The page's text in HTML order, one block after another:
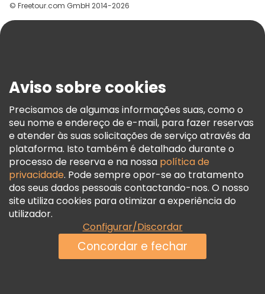
Ajuda
Termos E Informações Legais
Política De Cookies
Freetour Prémios
Programa De Fidelidade
© Freetour.com GmbH 2014-2026
Aviso sobre cookies
Precisamos de algumas informações suas, como o
seu nome e endereço de e-mail, para fazer reservas
e atender às suas solicitações de serviço através da
plataforma. Isto também é detalhado durante o
processo de reserva e na nossa política de
privacidade. Pode sempre opor-se ao tratamento
dos seus dados pessoais contactando-nos. O nosso
site utiliza cookies para otimizar a experiência do
utilizador.
Configurar/Discordar
Concordar e fechar